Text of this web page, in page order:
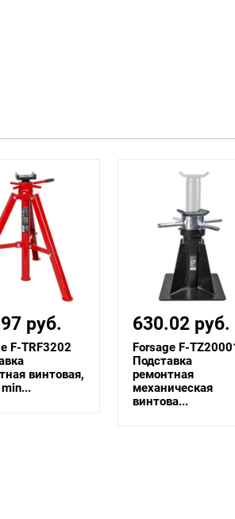
руб.
F-TZ200011
199.62 руб.
Forsage F-
1
Подставка
ремонтная 5т (h
390мм, h m...